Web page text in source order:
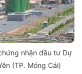
nhận đầu tư Dự
(TP. Móng Cái)